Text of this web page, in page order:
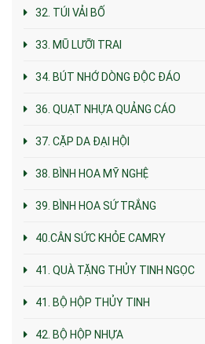
32. TÚI VẢI BỐ
33. MŨ LƯỠI TRAI
34. BÚT NHỚ DÒNG ĐỘC ĐÁO
36. QUẠT NHỰA QUẢNG CÁO
37. CẶP DA ĐẠI HỘI
38. BÌNH HOA MỸ NGHỆ
39. BÌNH HOA SỨ TRẮNG
40.CÂN SỨC KHỎE CAMRY
41. QUÀ TẶNG THỦY TINH NGỌC
41. BỘ HỘP THỦY TINH
42. BỘ HỘP NHỰA